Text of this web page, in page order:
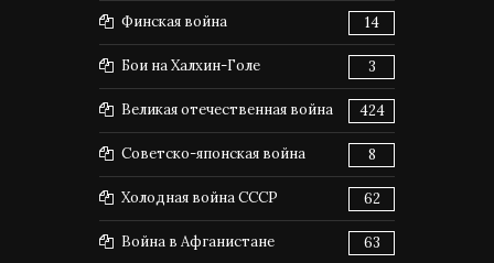
Финская война 14
Бои на Халхин-Голе 3
Великая отечественная война 424
Советско-японская война 8
Холодная война СССР 62
Война в Афганистане 63